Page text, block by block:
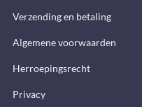
Verzending en betaling
Algemene voorwaarden
Herroepingsrecht
Privacy